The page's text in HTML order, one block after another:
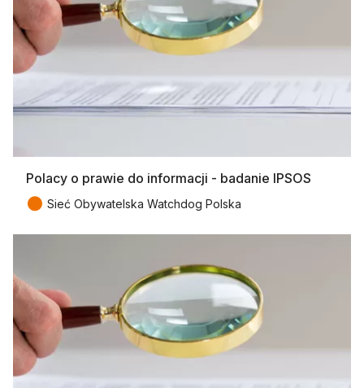
Polacy o prawie do informacji - badanie IPSOS
● Sieć Obywatelska Watchdog Polska